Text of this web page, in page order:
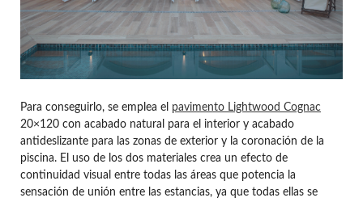
Para conseguirlo, se emplea el pavimento Lightwood Cognac
20×120 con acabado natural para el interior y acabado
antideslizante para las zonas de exterior y la coronación de la
piscina. El uso de los dos materiales crea un efecto de
continuidad visual entre todas las áreas que potencia la
sensación de unión entre las estancias, ya que todas ellas se